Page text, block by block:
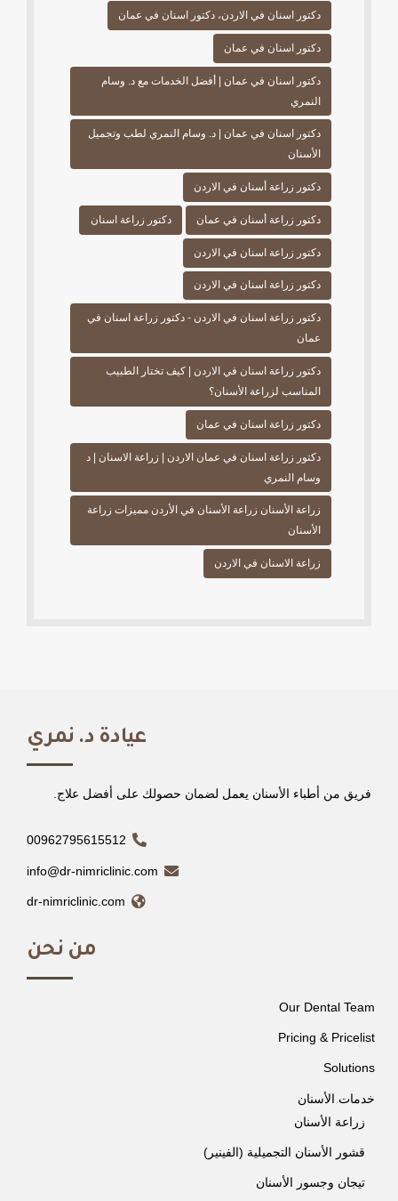
دكتور اسنان في الاردن، دكتور اسنان في عمان
دكتور اسنان في عمان
دكتور اسنان في عمان | أفضل الخدمات مع د. وسام
النمري
دكتور اسنان في عمان | د. وسام النمري لطب وتجميل
الأسنان
دكتور زراعة أسنان في الاردن
دكتور زراعة أسنان في عمان دكتور زراعة اسنان
دكتور زراعة اسنان في الاردن
دكتور زراعة اسنان في الاردن
دكتور زراعة اسنان في الاردن - دكتور زراعة اسنان في
عمان
دكتور زراعة اسنان في الاردن | كيف تختار الطبيب
المناسب لزراعة الأسنان؟
دكتور زراعة اسنان في عمان
دكتور زراعة اسنان في عمان الاردن | زراعة الاسنان | د
وسام النمري
زراعة الأسنان زراعة الأسنان في الأردن مميزات زراعة
الأسنان
زراعة الاسنان في الاردن
عيادة د. نمري
فريق من أطباء الأسنان يعمل لضمان حصولك على أفضل علاج.
00962795615512
info@dr-nimriclinic.com
dr-nimriclinic.com
من نحن
Our Dental Team
Pricing & Pricelist
Solutions
خدمات الأسنان
زراعة الأسنان
قشور الأسنان التجميلية (الفينير)
تيجان وجسور الأسنان